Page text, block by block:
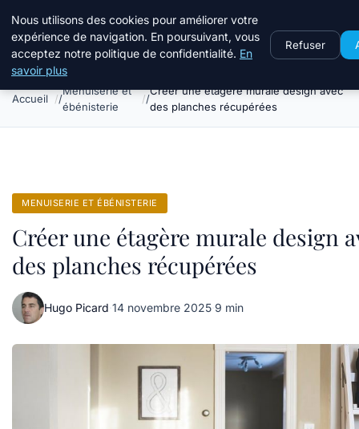
Le Temps Des Travaux
Accueil
Menuiserie et
ébénisterie
Créer une étagère murale design avec
des planches récupérées
MENUISERIE ET ÉBÉNISTERIE
Créer une étagère murale design
des planches récupérées
Hugo Picard·14 novembre 2025·9 min
Nous utilisons des cookies pour améliorer votre
expérience de navigation. En poursuivant, vous
acceptez notre politique de confidentialité. En
savoir plus
Refuser